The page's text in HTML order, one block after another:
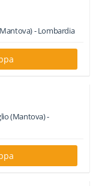
-Lombardia
(Mantova) -